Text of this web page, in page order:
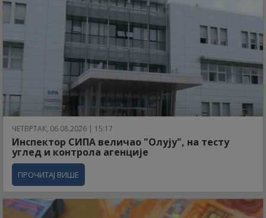
ЧЕТВРТАК, 06.08.2026 | 15:17
Инспектор СИПА величао "Олују", на тесту
углед и контрола агенције
ПРОЧИТАЈ ВИШЕ